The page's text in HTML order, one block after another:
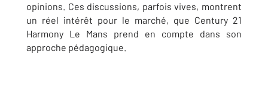
opinions. Ces discussions, parfois vives, montrent
un réel intérêt pour le marché, que Century 21
Harmony Le Mans prend en compte dans son
approche pédagogique.